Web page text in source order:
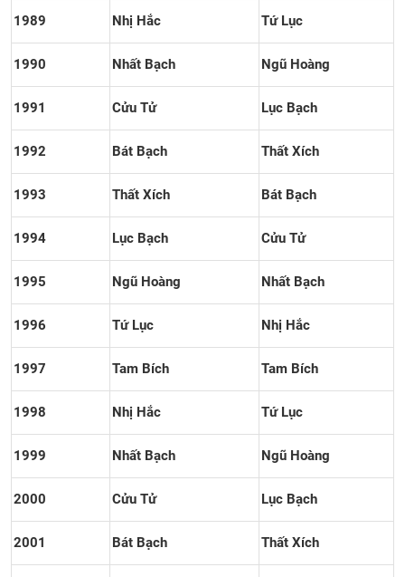
1989 Nhị Hắc Tứ Lục
1990 Nhất Bạch Ngũ Hoàng
1991 Cửu Tử Lục Bạch
1992 Bát Bạch Thất Xích
1993 Thất Xích Bát Bạch
1994 Lục Bạch Cửu Tử
1995 Ngũ Hoàng Nhất Bạch
1996 Tứ Lục Nhị Hắc
1997 Tam Bích Tam Bích
1998 Nhị Hắc Tứ Lục
1999 Nhất Bạch Ngũ Hoàng
2000 Cửu Tử Lục Bạch
2001 Bát Bạch Thất Xích